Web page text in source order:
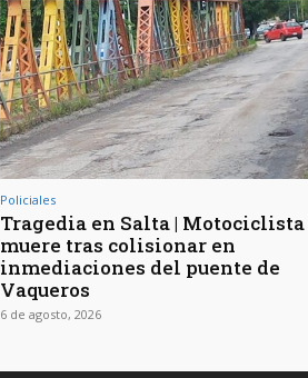
Policiales
Tragedia en Salta | Motociclista
muere tras colisionar en
inmediaciones del puente de
Vaqueros
6 de agosto, 2026